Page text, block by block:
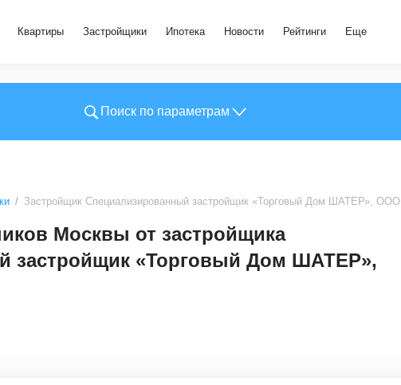
Квартиры Застройщики Ипотека Новости Рейтинги Еще
Поиск по параметрам
Застройщик Специализированный застройщик «Торговый Дом ШАТЕР», OOO
Москвы от застройщика
застройщик «Торговый Дом ШАТЕР»,